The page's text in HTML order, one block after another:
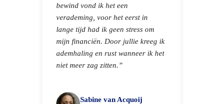
bewind vond ik het een
verademing, voor het eerst in
lange tijd had ik geen stress om
mijn financiën. Door jullie kreeg ik
ademhaling en rust wanneer ik het
niet meer zag zitten.”
Sabine van Acquoij